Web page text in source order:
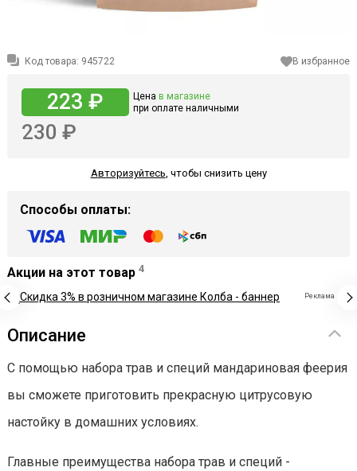
Код товара: 945722 В избранное
223 ₽ Цена в магазине
при оплате наличными
230 ₽
Авторизуйтесь, чтобы снизить цену
Способы оплаты:
Акции на этот товар 4
Реклама
Описание
С помощью набора трав и специй мандариновая феерия
вы сможете приготовить прекрасную цитрусовую
настойку в домашних условиях.
Главные преимущества набора трав и специй -